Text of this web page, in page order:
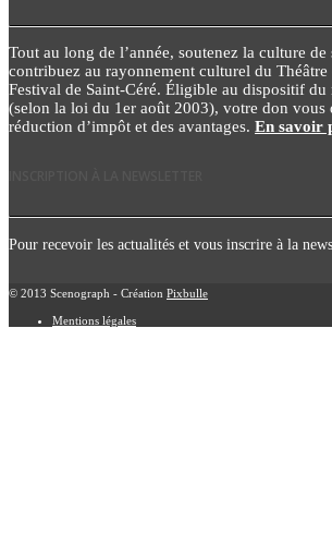
Tout au long de l’année, soutenez la culture
contribuez au rayonnement culturel du Théâtre
Festival de Saint-Céré. Éligible au dispositif
(selon la loi du 1er août 2003), votre don vous
réduction d’impôt et des avantages. En savoir
Pour recevoir les actualités et vous inscrire à la
© 2013 Scenograph - Création Pixbulle
Mentions légales